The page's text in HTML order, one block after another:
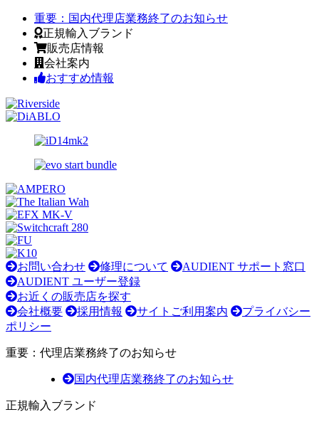
重要： 国内代理店業務終了のお知らせ
正規輸入ブランド
販売店情報
会社案内
おすすめ情報
お問い合わせ 修理について
AUDIENT サポート窓口
AUDIENT ユーザー登録
お近くの販売店を探す
会社概要
採用情報 サイトご利用案内
プライバシー
ポリシー
重要：代理店業務終了のお知らせ
国内代理店業務終了のお知らせ
正規輸入ブランド